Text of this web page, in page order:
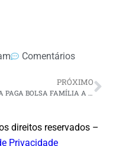
Comentários
PRÓXIMO
direitos reservados –
Privacidade